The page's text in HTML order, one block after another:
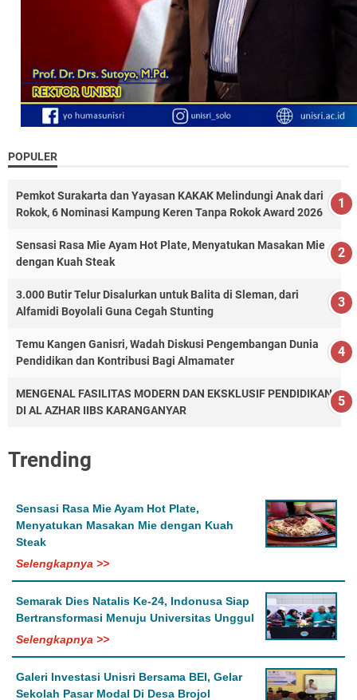
POPULER
Pemkot Surakarta dan Yayasan KAKAK Melindungi Anak dari
Rokok, 6 Nominasi Kampung Keren Tanpa Rokok Award 2026
Sensasi Rasa Mie Ayam Hot Plate, Menyatukan Masakan Mie
dengan Kuah Steak
3.000 Butir Telur Disalurkan untuk Balita di Sleman, dari
Alfamidi Boyolali Guna Cegah Stunting
Temu Kangen Ganisri, Wadah Diskusi Pengembangan Dunia
Pendidikan dan Kontribusi Bagi Almamater
MENGENAL FASILITAS MODERN DAN EKSKLUSIF PENDIDIKAN
DI AL AZHAR IIBS KARANGANYAR
Trending
Sensasi Rasa Mie Ayam Hot Plate,
Menyatukan Masakan Mie dengan Kuah
Steak
Selengkapnya >>
Semarak Dies Natalis Ke-24, Indonusa Siap
Bertransformasi Menuju Universitas Unggul
Selengkapnya >>
Galeri Investasi Unisri Bersama BEI, Gelar
Sekolah Pasar Modal Di Desa Brojol